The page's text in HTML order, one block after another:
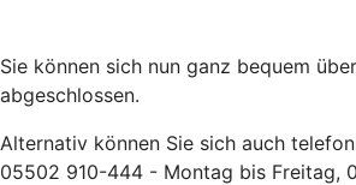
Sie können sich nun ganz bequem
abgeschlossen.
Alternativ können Sie sich auch
05502 910-444 - Montag bis Freitag,